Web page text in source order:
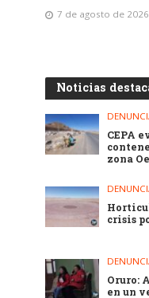
7 de agosto de 2026
Noticias
CEPA
zona
crisis
Oruro:
en un